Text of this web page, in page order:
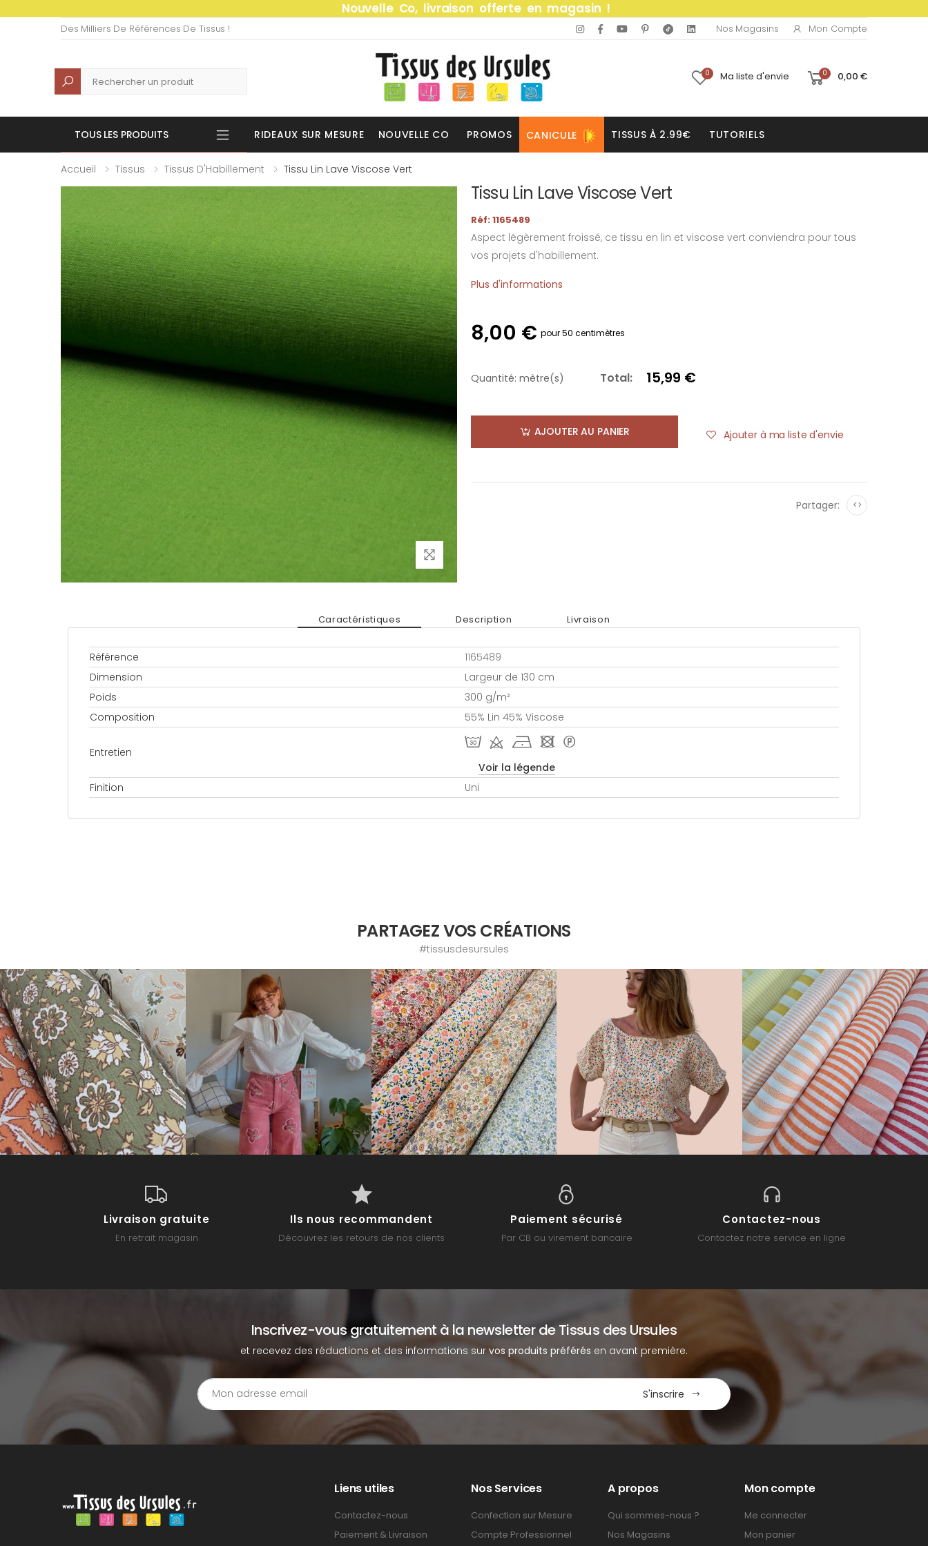
Nouvelle Co, livraison offerte en magasin !
Des Milliers De Références De Tissus ! Nos Magasins Mon Compte
Recherche 0 Ma liste d'envie 0 0,00 €
TOUS LES PRODUITS RIDEAUX SUR MESURE NOUVELLE CO PROMOS CANICULE TISSUS À 2.99€ TUTORIELS
Accueil Tissus Tissus D'Habillement Tissu Lin Lave Viscose Vert
Tissu Lin Lave Viscose Vert
Réf: 1165489
Aspect légèrement froissé, ce tissu en lin et viscose vert conviendra pour tous
vos projets d'habillement.
Plus d'informations
8,00 € pour 50 centimètres
Quantité: mètre(s) Total: 15,99 €
AJOUTER AU PANIER Ajouter à ma liste d'envie
Partager: <>
Caractéristiques Description Livraison
Référence
1165489
Dimension
Largeur de 130 cm
Poids
300 g/m²
Composition
55% Lin 45% Viscose
Entretien
T d h - *
Voir la légende
Finition
Uni
PARTAGEZ VOS CRÉATIONS
#tissusdesursules
Livraison gratuite
En retrait magasin
Ils nous recommandent
Découvrez les retours de nos clients
Paiement sécurisé
Par CB ou virement bancaire
Contactez-nous
Contactez notre service en ligne
Inscrivez-vous gratuitement à la newsletter de Tissus des Ursules
et recevez des réductions et des informations survos produits préférés en avant première.
S'inscrire
Liens utiles
Contactez-nous
Paiement & Livraison
Nos Services
Confection sur Mesure
Compte Professionnel
A propos
Qui sommes-nous ?
Nos Magasins
Mon compte
Me connecter
Mon panier